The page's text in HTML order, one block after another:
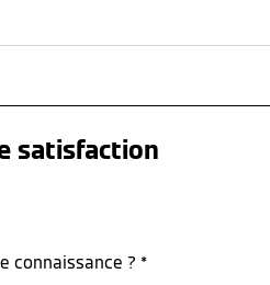
satisfaction
connaissance ? *